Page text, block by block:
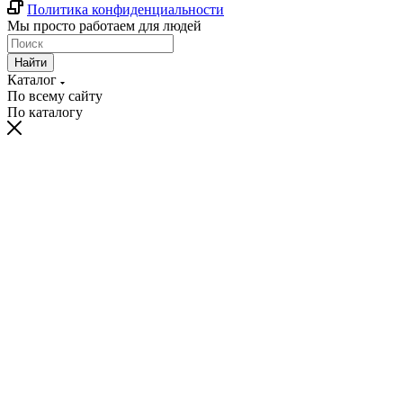
Политика конфиденциальности
Мы просто работаем для людей
Найти
Каталог
По всему сайту
По каталогу